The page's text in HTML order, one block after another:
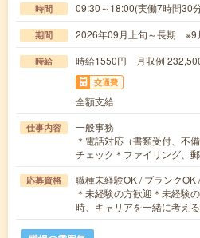
時間 09:30～18:00(実働7時間30
期間 2026年09月上旬～長期 ※9
時給 時給1550円 月収例
交通費
全額支給
仕事内容
一般事務
＊電話対応（書類受付、不
チェック＊ファイリング、
応募資格
職種未経験OK / ブランクOK
＊未経験の方歓迎＊未経験
時、キャリアを一緒に考え